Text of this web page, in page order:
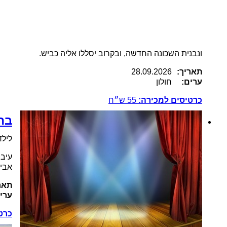
ונבנית השכונה החדשה, ובקרוב יסללו אליה כביש.
תאריך:
28.09.2026
ערים:
חולון
כרטיסים למכירה: 55 ש״ח